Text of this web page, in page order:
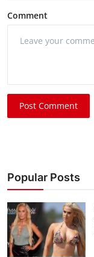
Comment
Post Comment
Popular Posts